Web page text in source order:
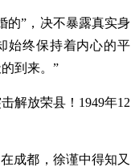
的”，决不暴露真实身
始终保持着内心的平
到来。”
解放荣县！1949年12
成都，徐谨中得知又